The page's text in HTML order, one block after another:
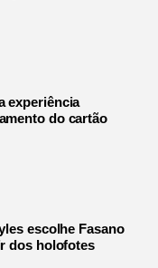
experiência
do cartão
escolhe Fasano
dos holofotes